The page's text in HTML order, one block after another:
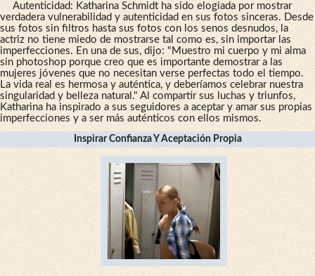
Autenticidad: Katharina Schmidt ha sido elogiada por mostrar
verdadera vulnerabilidad y autenticidad en sus fotos sinceras. Desde
sus fotos sin filtros hasta sus fotos con los senos desnudos, la
actriz no tiene miedo de mostrarse tal como es, sin importar las
imperfecciones. En una de sus, dijo: "Muestro mi cuerpo y mi alma
sin photoshop porque creo que es importante demostrar a las
mujeres jóvenes que no necesitan verse perfectas todo el tiempo.
La vida real es hermosa y auténtica, y deberíamos celebrar nuestra
singularidad y belleza natural." Al compartir sus luchas y triunfos,
Katharina ha inspirado a sus seguidores a aceptar y amar sus propias
imperfecciones y a ser más auténticos con ellos mismos.
Inspirar Confianza Y Aceptación Propia